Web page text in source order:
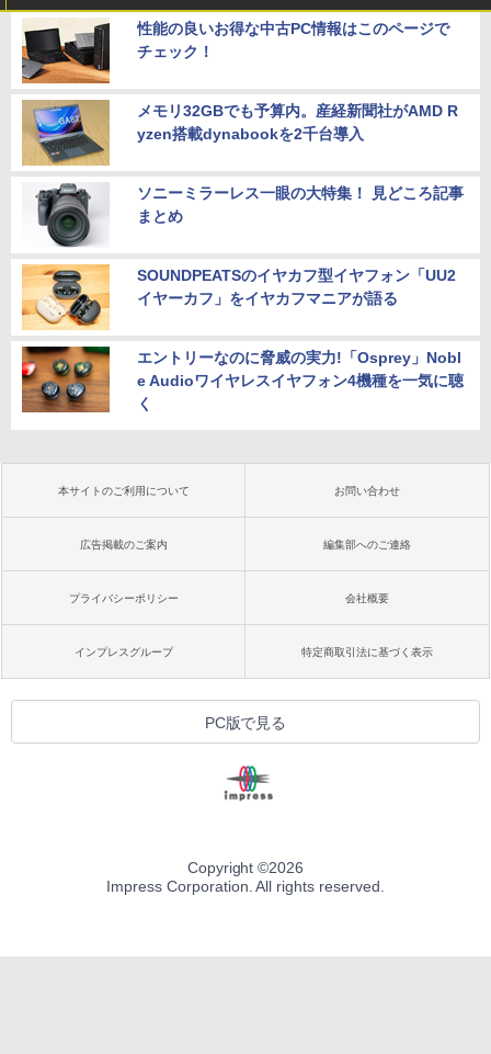
性能の良いお得な中古PC情報はこのページで
チェック！
メモリ32GBでも予算内。産経新聞社がAMD R
yzen搭載dynabookを2千台導入
ソニーミラーレス一眼の大特集！ 見どころ記事
まとめ
SOUNDPEATSのイヤカフ型イヤフォン「UU2
イヤーカフ」をイヤカフマニアが語る
エントリーなのに脅威の実力!「Osprey」Nobl
e Audioワイヤレスイヤフォン4機種を一気に聴
く
本サイトのご利用について お問い合わせ
広告掲載のご案内 編集部へのご連絡
プライバシーポリシー 会社概要
インプレスグループ 特定商取引法に基づく表示
PC版で見る
Copyright ©2026
Impress Corporation. All rights reserved.